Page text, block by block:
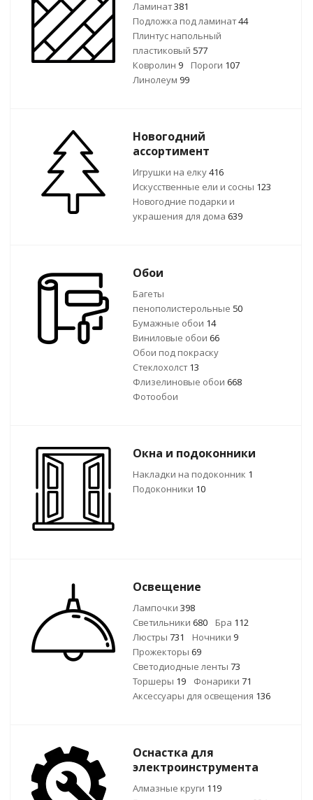
Ламинат381
Подложка под ламинат44
Плинтус напольный
пластиковый 577
Ковролин 9 Пороги 107
Линолеум 99
Новогодний
ассортимент
Игрушки на елку416
Искусственные ели и сосны 123
Новогодние подарки и
украшения для дома 639
Обои
Багеты
пенополистерольные 50
Бумажные обои 14
Виниловые обои 66
Обои под покраску
Стеклохолст13
Флизелиновые обои 668
Фотообои
Окна и подоконники
Накладки на подоконник 1
Подоконники 10
Освещение
Лампочки 398
Светильники 680 Бра 112
Люстры 731 Ночники 9
Прожекторы 69
Светодиодные ленты 73
Торшеры 19 Фонарики 71
Аксессуары для освещения 136
Оснастка для
электроинструмента
Алмазные круги 119